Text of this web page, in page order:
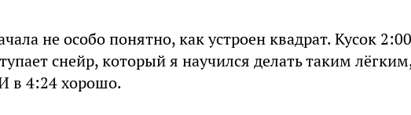
не особо понятно, как устроен квадрат. Кусок
снейр, который я научился делать таким
в 4:24 хорошо.